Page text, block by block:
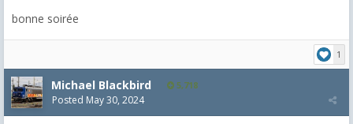
bonne soirée
1
Michael Blackbird 5,718
Posted May 30, 2024